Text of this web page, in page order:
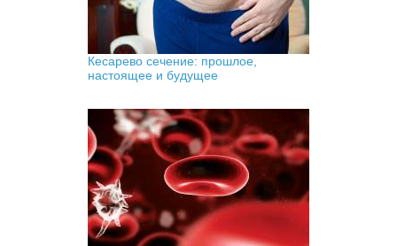
Кесарево сечение: прошлое,
настоящее и будущее